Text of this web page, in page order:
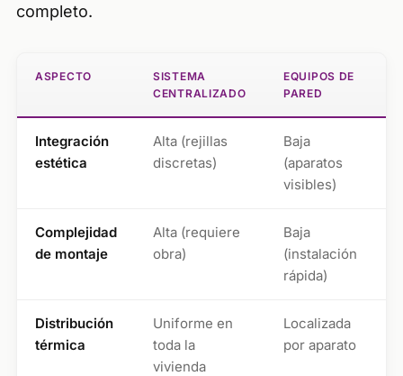
completo.
ASPECTO
SISTEMA
CENTRALIZADO
EQUIPOS DE
PARED
Integración
estética
Alta (rejillas
discretas)
Baja
(aparatos
visibles)
Complejidad
de montaje
Alta (requiere
obra)
Baja
(instalación
rápida)
Distribución
térmica
Uniforme en
toda la
vivienda
Localizada
por aparato